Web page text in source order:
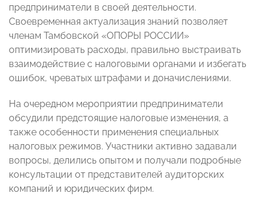
предприниматели в своей деятельности.
Своевременная актуализация знаний позволяет
членам Тамбовской «ОПОРЫ РОССИИ»
оптимизировать расходы, правильно выстраивать
взаимодействие с налоговыми органами и избегать
ошибок, чреватых штрафами и доначислениями.
На очередном мероприятии предприниматели
обсудили предстоящие налоговые изменения, а
также особенности применения специальных
налоговых режимов. Участники активно задавали
вопросы, делились опытом и получали подробные
консультации от представителей аудиторских
компаний и юридических фирм.